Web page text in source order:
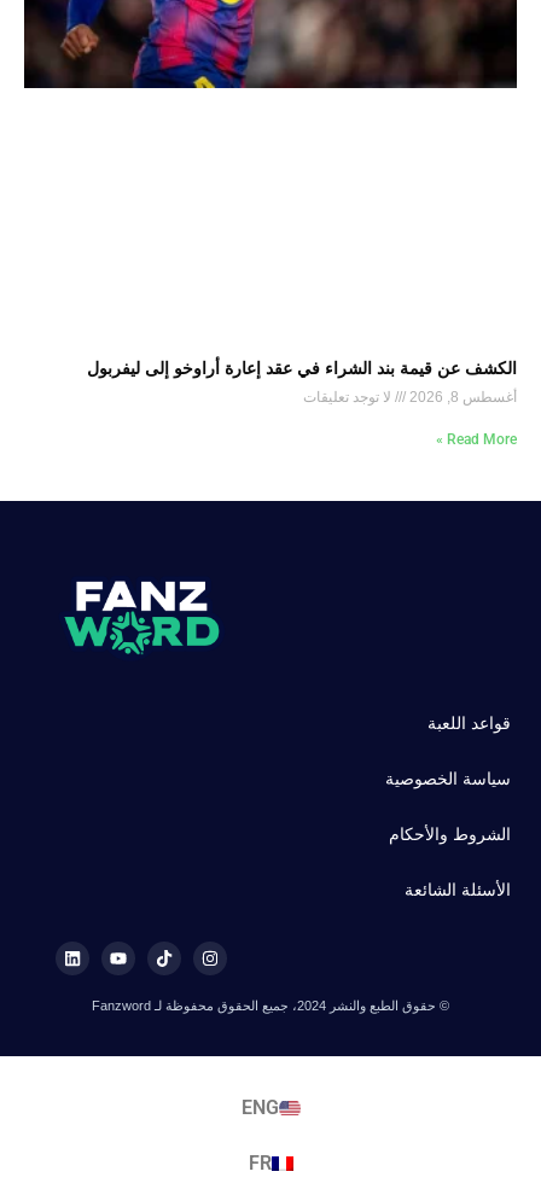
الكشف عن قيمة بند الشراء في عقد إعارة أراوخو إلى ليفربول
أغسطس 8, 2026 لا توجد تعليقات
Read More »
قواعد اللعبة
سياسة الخصوصية
الشروط والأحكام
الأسئلة الشائعة
© حقوق الطبع والنشر 2024، جميع الحقوق محفوظة لـ Fanzword
ENG
FR